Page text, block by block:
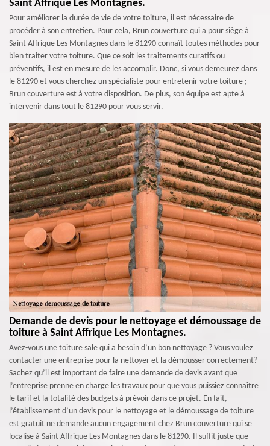
Saint Affrique Les Montagnes.
Pour améliorer la durée de vie de votre toiture, il est nécessaire de
procéder à son entretien. Pour cela, Brun couverture qui a pour siège à
Saint Affrique Les Montagnes dans le 81290 connaît toutes méthodes pour
bien traiter votre toiture. Que ce soit les traitements curatifs ou
préventifs, il est en mesure de les accomplir. Donc, si vous demeurez dans
le 81290 et vous cherchez un spécialiste pour entretenir votre toiture ;
Brun couverture est à votre disposition. De plus, son équipe est apte à
intervenir dans tout le 81290 pour vous servir.
Demande de devis pour le nettoyage et démoussage de
toiture à Saint Affrique Les Montagnes.
Avez-vous une toiture sale qui a besoin d’un bon nettoyage ? Vous voulez
contacter une entreprise pour la nettoyer et la démousser correctement?
Sachez qu’il est important de faire une demande de devis avant que
l’entreprise prenne en charge les travaux pour que vous puissiez connaître
le tarif et la totalité des budgets à prévoir dans ce projet. En fait,
l’établissement d’un devis pour le nettoyage et le démoussage de toiture
est gratuit ne demande aucun engagement chez Brun couverture qui se
localise à Saint Affrique Les Montagnes dans le 81290. Il suffit juste que